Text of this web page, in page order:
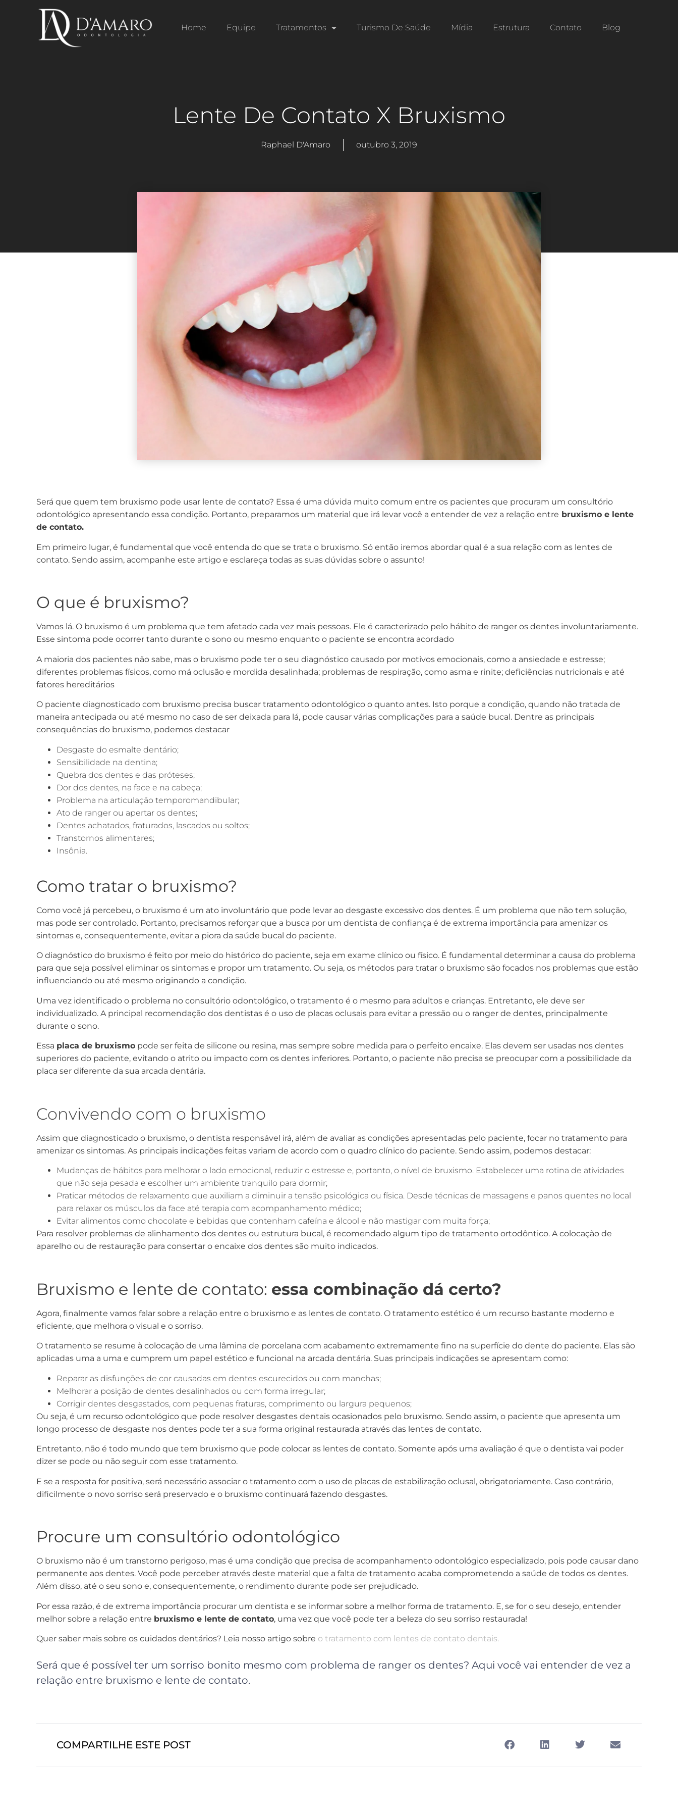
Home Equipe Tratamentos Turismo De Saúde Mídia Estrutura Contato Blog
Lente De Contato X Bruxismo
Raphael D'Amaro outubro 3, 2019
Será que quem tem bruxismo pode usar lente de contato? Essa é uma dúvida muito comum entre os pacientes que procuram um consultório
odontológico apresentando essa condição. Portanto, preparamos um material que irá levar você a entender de vez a relação entre bruxismo e lente
de contato.
Em primeiro lugar, é fundamental que você entenda do que se trata o bruxismo. Só então iremos abordar qual é a sua relação com as lentes de
contato. Sendo assim, acompanhe este artigo e esclareça todas as suas dúvidas sobre o assunto!
O que é bruxismo?
Vamos lá. O bruxismo é um problema que tem afetado cada vez mais pessoas. Ele é caracterizado pelo hábito de ranger os dentes involuntariamente.
Esse sintoma pode ocorrer tanto durante o sono ou mesmo enquanto o paciente se encontra acordado
A maioria dos pacientes não sabe, mas o bruxismo pode ter o seu diagnóstico causado por motivos emocionais, como a ansiedade e estresse;
diferentes problemas físicos, como má oclusão e mordida desalinhada; problemas de respiração, como asma e rinite; deficiências nutricionais e até
fatores hereditários
O paciente diagnosticado com bruxismo precisa buscar tratamento odontológico o quanto antes. Isto porque a condição, quando não tratada de
maneira antecipada ou até mesmo no caso de ser deixada para lá, pode causar várias complicações para a saúde bucal. Dentre as principais
consequências do bruxismo, podemos destacar
Desgaste do esmalte dentário;
Sensibilidade na dentina;
Quebra dos dentes e das próteses;
Dor dos dentes, na face e na cabeça;
Problema na articulação temporomandibular;
Ato de ranger ou apertar os dentes;
Dentes achatados, fraturados, lascados ou soltos;
Transtornos alimentares;
Insônia.
Como tratar o bruxismo?
Como você já percebeu, o bruxismo é um ato involuntário que pode levar ao desgaste excessivo dos dentes. É um problema que não tem solução,
mas pode ser controlado. Portanto, precisamos reforçar que a busca por um dentista de confiança é de extrema importância para amenizar os
sintomas e, consequentemente, evitar a piora da saúde bucal do paciente.
O diagnóstico do bruxismo é feito por meio do histórico do paciente, seja em exame clínico ou físico. É fundamental determinar a causa do problema
para que seja possível eliminar os sintomas e propor um tratamento. Ou seja, os métodos para tratar o bruxismo são focados nos problemas que estão
influenciando ou até mesmo originando a condição.
Uma vez identificado o problema no consultório odontológico, o tratamento é o mesmo para adultos e crianças. Entretanto, ele deve ser
individualizado. A principal recomendação dos dentistas é o uso de placas oclusais para evitar a pressão ou o ranger de dentes, principalmente
durante o sono.
Essa placa de bruxismo pode ser feita de silicone ou resina, mas sempre sobre medida para o perfeito encaixe. Elas devem ser usadas nos dentes
superiores do paciente, evitando o atrito ou impacto com os dentes inferiores. Portanto, o paciente não precisa se preocupar com a possibilidade da
placa ser diferente da sua arcada dentária.
Convivendo com o bruxismo
Assim que diagnosticado o bruxismo, o dentista responsável irá, além de avaliar as condições apresentadas pelo paciente, focar no tratamento para
amenizar os sintomas. As principais indicações feitas variam de acordo com o quadro clínico do paciente. Sendo assim, podemos destacar:
Mudanças de hábitos para melhorar o lado emocional, reduzir o estresse e, portanto, o nível de bruxismo. Estabelecer uma rotina de atividades
que não seja pesada e escolher um ambiente tranquilo para dormir;
Praticar métodos de relaxamento que auxiliam a diminuir a tensão psicológica ou física. Desde técnicas de massagens e panos quentes no local
para relaxar os músculos da face até terapia com acompanhamento médico;
Evitar alimentos como chocolate e bebidas que contenham cafeína e álcool e não mastigar com muita força;
Para resolver problemas de alinhamento dos dentes ou estrutura bucal, é recomendado algum tipo de tratamento ortodôntico. A colocação de
aparelho ou de restauração para consertar o encaixe dos dentes são muito indicados.
Bruxismo e lente de contato: essa combinação dá certo?
Agora, finalmente vamos falar sobre a relação entre o bruxismo e as lentes de contato. O tratamento estético é um recurso bastante moderno e
eficiente, que melhora o visual e o sorriso.
O tratamento se resume à colocação de uma lâmina de porcelana com acabamento extremamente fino na superfície do dente do paciente. Elas são
aplicadas uma a uma e cumprem um papel estético e funcional na arcada dentária. Suas principais indicações se apresentam como:
Reparar as disfunções de cor causadas em dentes escurecidos ou com manchas;
Melhorar a posição de dentes desalinhados ou com forma irregular;
Corrigir dentes desgastados, com pequenas fraturas, comprimento ou largura pequenos;
Ou seja, é um recurso odontológico que pode resolver desgastes dentais ocasionados pelo bruxismo. Sendo assim, o paciente que apresenta um
longo processo de desgaste nos dentes pode ter a sua forma original restaurada através das lentes de contato.
Entretanto, não é todo mundo que tem bruxismo que pode colocar as lentes de contato. Somente após uma avaliação é que o dentista vai poder
dizer se pode ou não seguir com esse tratamento.
E se a resposta for positiva, será necessário associar o tratamento com o uso de placas de estabilização oclusal, obrigatoriamente. Caso contrário,
dificilmente o novo sorriso será preservado e o bruxismo continuará fazendo desgastes.
Procure um consultório odontológico
O bruxismo não é um transtorno perigoso, mas é uma condição que precisa de acompanhamento odontológico especializado, pois pode causar dano
permanente aos dentes. Você pode perceber através deste material que a falta de tratamento acaba comprometendo a saúde de todos os dentes.
Além disso, até o seu sono e, consequentemente, o rendimento durante pode ser prejudicado.
Por essa razão, é de extrema importância procurar um dentista e se informar sobre a melhor forma de tratamento. E, se for o seu desejo, entender
melhor sobre a relação entre bruxismo e lente de contato, uma vez que você pode ter a beleza do seu sorriso restaurada!
Quer saber mais sobre os cuidados dentários? Leia nosso artigo sobre o tratamento com lentes de contato dentais.
Será que é possível ter um sorriso bonito mesmo com problema de ranger os dentes? Aqui você vai entender de vez a
relação entre bruxismo e lente de contato.
COMPARTILHE ESTE POST